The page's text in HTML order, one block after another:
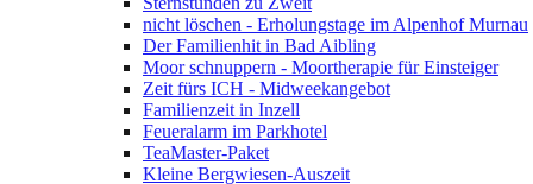
nicht löschen - Erholungstage im Alpenhof Murnau
Der Familienhit in Bad Aibling
Moor schnuppern - Moortherapie für Einsteiger
Zeit fürs ICH - Midweekangebot
Familienzeit in Inzell
Feueralarm im Parkhotel
TeaMaster-Paket
Kleine Bergwiesen-Auszeit